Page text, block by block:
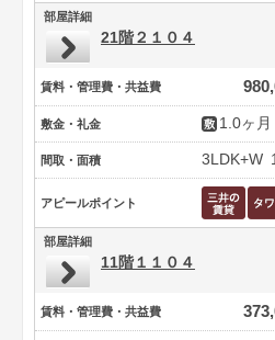
部屋詳細
21階２１０４
賃料・管理費・共益費
敷金・礼金 1.0ヶ月
間取・面積 3LDK+W
アピールポイント
部屋詳細
11階１１０４
賃料・管理費・共益費